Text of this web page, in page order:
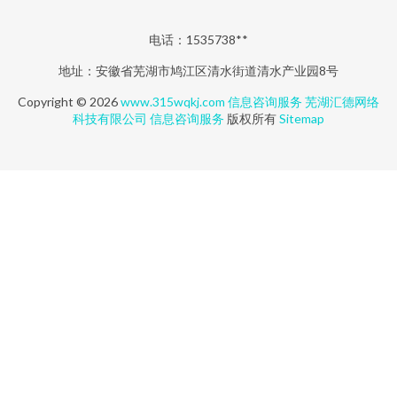
电话：1535738**
地址：安徽省芜湖市鸠江区清水街道清水产业园8号
Copyright © 2026www.315wqkj.com 信息咨询服务 芜湖汇德网络
科技有限公司 信息咨询服务 版权所有Sitemap